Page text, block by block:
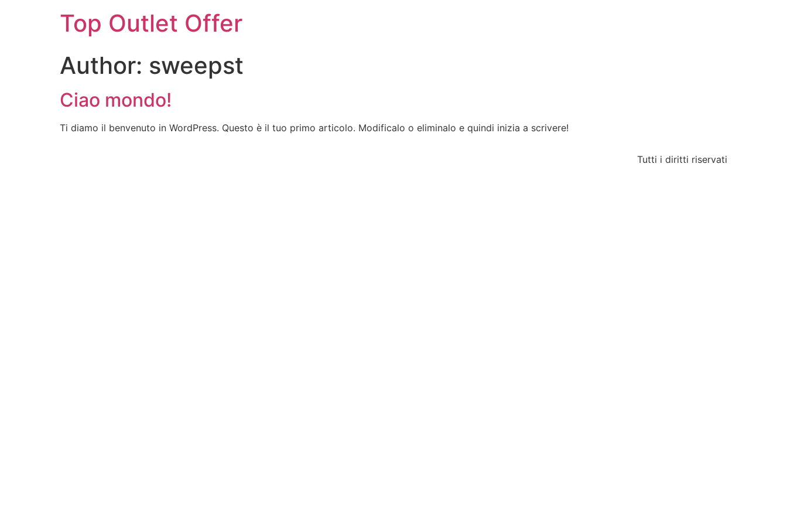
Top Outlet Offer
Author: sweepst
Ciao mondo!
Ti diamo il benvenuto in WordPress. Questo è il tuo primo articolo. Modificalo o eliminalo e quindi inizia a scrivere!
Tutti i diritti riservati